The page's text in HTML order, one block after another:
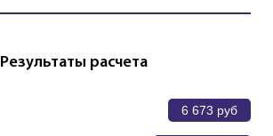
Результаты расчета
6 673 руб